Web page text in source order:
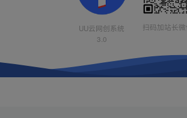
UU云网创系统
3.0
扫码加站长微